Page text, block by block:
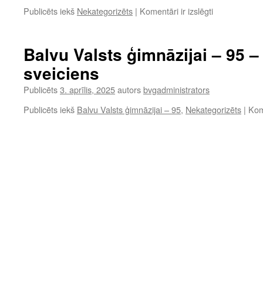
Publicēts iekš Nekategorizēts | Komentāri ir izslēgtiĢimnāzijā
direktoriem
Balvu Valsts ģimnāzijai – 95
sveiciens
Publicēts3. aprīlis, 2025autorsbvgadministrators
Publicēts iekš Balvu Valsts ģimnāzijai – 95, Nekategorizēts |